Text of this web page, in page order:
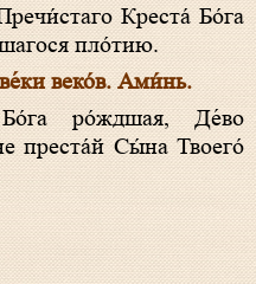
пло́тию.
веко́в. Ами́нь.
ро́ждшая, Де́во
преста́й Сы́на Твоего́